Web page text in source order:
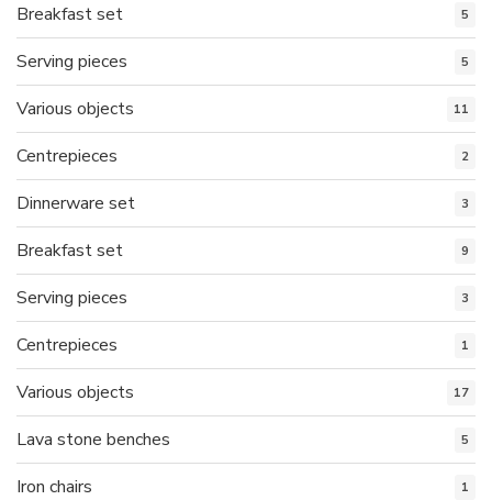
Breakfast set 5
Serving pieces 5
Various objects 11
Centrepieces 2
Dinnerware set 3
Breakfast set 9
Serving pieces 3
Centrepieces 1
Various objects 17
Lava stone benches 5
Iron chairs 1